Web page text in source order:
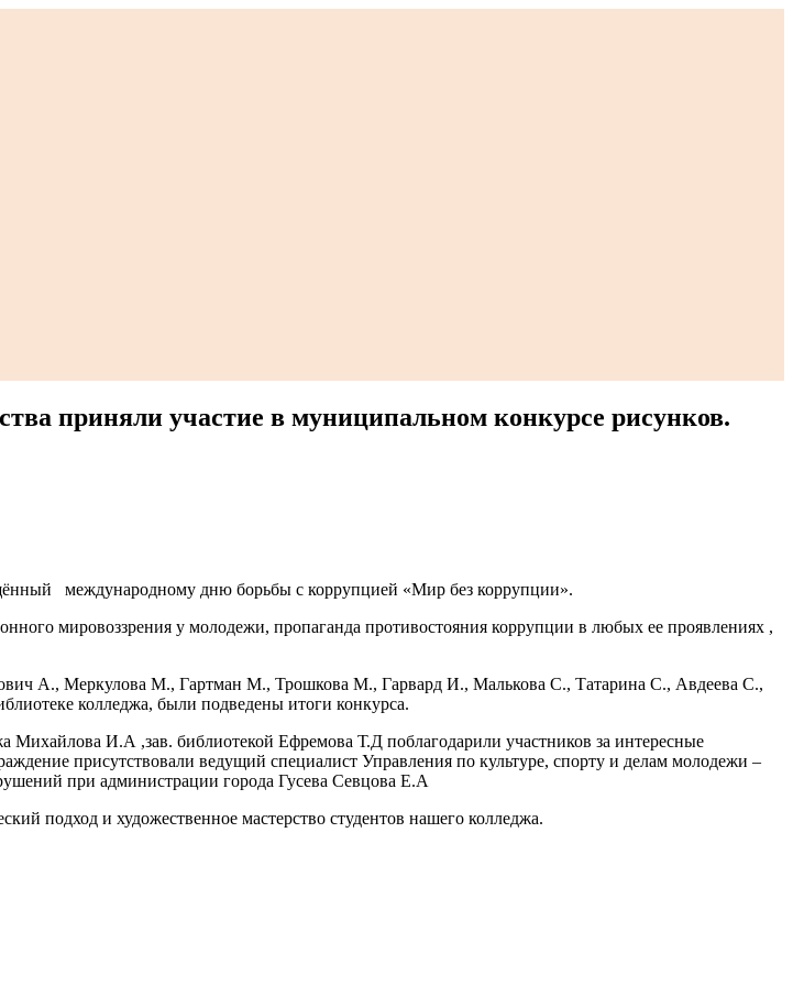
приняли участие в муниципальном конкурсе рисунков.
международному дню борьбы с коррупцией «Мир без коррупции».
мировоззрения у молодежи, пропаганда противостояния коррупции в любых ее проявлениях ,
А., Меркулова М., Гартман М., Трошкова М., Гарвард И., Малькова С., Татарина С., Авдеева С.,
колледжа, были подведены итоги конкурса.
Михайлова И.А ,зав. библиотекой Ефремова Т.Д поблагодарили участников за интересные
присутствовали ведущий специалист Управления по культуре, спорту и делам молодежи –
при администрации города Гусева Севцова Е.А
подход и художественное мастерство студентов нашего колледжа.